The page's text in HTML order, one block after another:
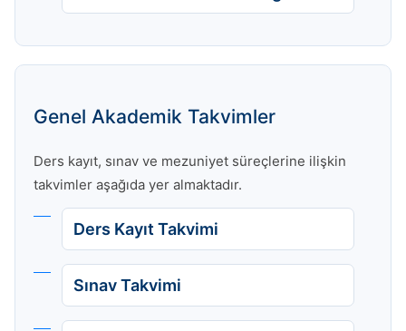
Genel Akademik Takvimler
Ders kayıt, sınav ve mezuniyet süreçlerine ilişkin
takvimler aşağıda yer almaktadır.
Ders Kayıt Takvimi
Sınav Takvimi